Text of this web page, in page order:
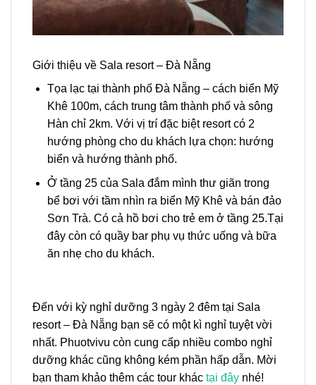
Giới thiệu về Sala resort – Đà Nẵng
Tọa lạc tại thành phố Đà Nẵng – cách biển Mỹ
Khê 100m, cách trung tâm thành phố và sông
Hàn chỉ 2km. Với vị trí đặc biệt resort có 2
hướng phòng cho du khách lựa chọn: hướng
biển và hướng thành phố.
Ở tầng 25 của Sala đắm mình thư giãn trong
bể bơi với tầm nhìn ra biển Mỹ Khê và bán đảo
Sơn Trà. Có cả hồ bơi cho trẻ em ở tầng 25.Tại
đây còn có quầy bar phụ vụ thức uống và bữa
ăn nhẹ cho du khách.
Đến với kỳ nghỉ dưỡng 3 ngày 2 đêm tại Sala
resort – Đà Nẵng bạn sẽ có một kì nghỉ tuyệt vời
nhất. Phuotvivu còn cung cấp nhiều combo nghỉ
dưỡng khác cũng không kém phần hấp dẫn. Mời
bạn tham khảo thêm các tour khác tại đây nhé!